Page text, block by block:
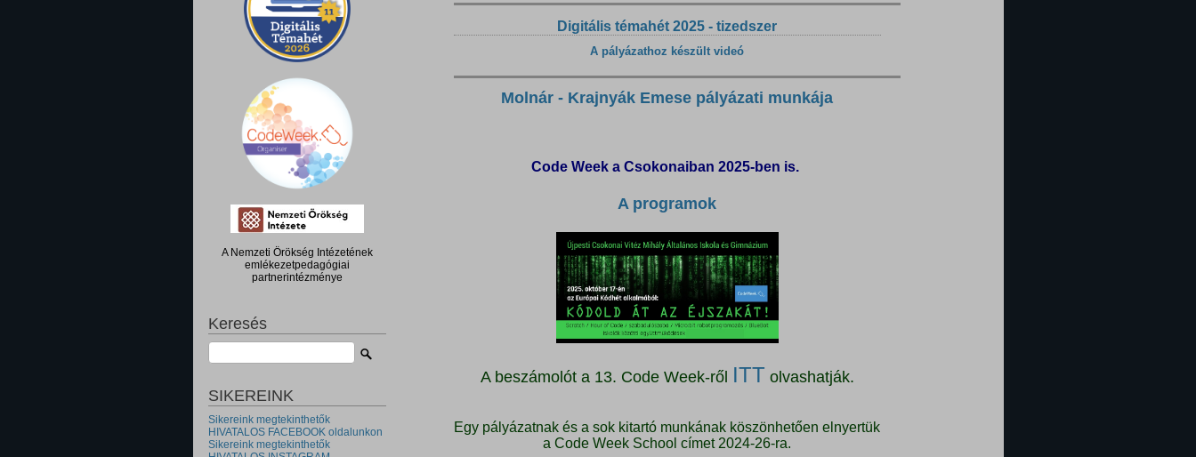
A Nemzeti Örökség Intézetének
emlékezetpedagógiai
partnerintézménye
Keresés
SIKEREINK
Sikereink megtekinthetők
HIVATALOS FACEBOOK oldalunkon
Sikereink megtekinthetők
Digitális témahét 2025 - tizedszer
A pályázathoz készült videó
Molnár - Krajnyák Emese pályázati munkája
Code Week a Csokonaiban 2025-ben is.
A programok
A beszámolót a 13. Code Week-ről ITT olvashatják.
Egy pályázatnak és a sok kitartó munkának köszönhetően elnyertük
a Code Week School címet 2024-26-ra.